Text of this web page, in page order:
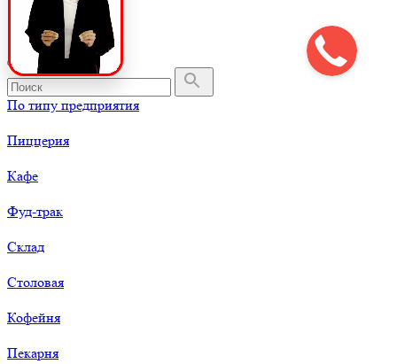
По типу предприятия
Пиццерия
Кафе
Фуд-трак
Склад
Столовая
Кофейня
Пекарня